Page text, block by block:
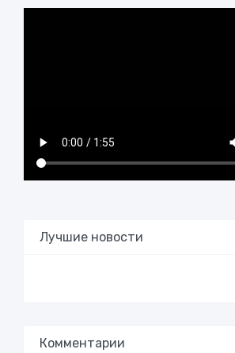
Лучшие новости
Комментарии